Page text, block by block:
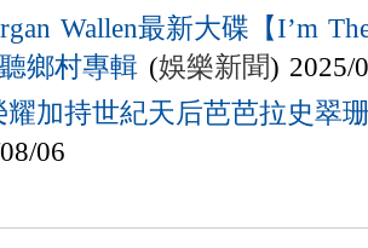
Wallen最新大碟【I’m
鄉村專輯 (娛樂新聞) 2025/
耀加持世紀天后芭芭拉史翠
06